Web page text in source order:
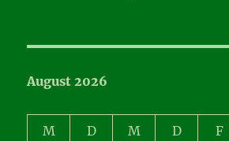
August 2026
M D M D F